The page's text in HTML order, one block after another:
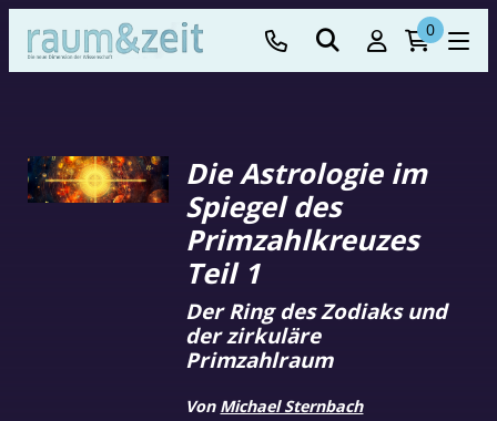
0
Die Astrologie im
Spiegel des
Primzahlkreuzes
Teil 1
Der Ring des Zodiaks und
der zirkuläre
Primzahlraum
Von Michael Sternbach